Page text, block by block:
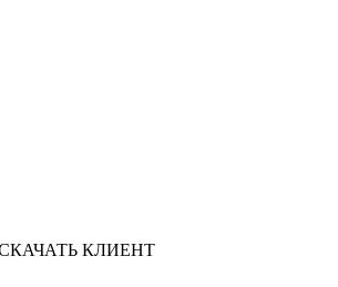
КЛИЕНТ